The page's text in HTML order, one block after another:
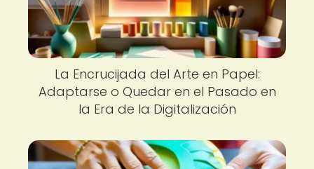
La Encrucijada del Arte en Papel:
Adaptarse o Quedar en el Pasado en
la Era de la Digitalización